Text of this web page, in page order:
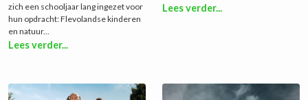
zich een schooljaar lang ingezet voor
hun opdracht: Flevolandse kinderen
en natuur...
Lees verder...
Lees verder...